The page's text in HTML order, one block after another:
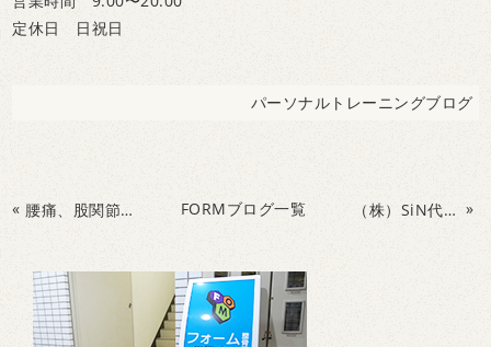
定休日 日祝日
パーソナルトレーニングブログ
« 腰痛、股関節の痛み、反り腰に効果的な複合ストレッチ！ FORMブログ一覧 （株）SiN代表、田中様のViPRとライフキネティックを組み合わせたトレーニングセッション »